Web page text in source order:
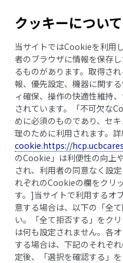
メニュー
みんなの乾癬物語
すごくつ
りました
今はほぼ
趣味やボ
楽しんで
クッキーについて
当サイトではCookieを利用
者のブラウザに情報を保存
るものがあります。取得さ
報、優先設定、機器に関す
ィ確保、操作の快適性維持
されています。「不可欠な
めに必須のものであり、セ
理のために利用されます。
cookie.https://
のCookie」は利便性の向上
され、利用者の同意なく設
れぞれのCookieの欄をクリ
す。]当サイトで利用するオ
意する場合は、以下の「全
い。「全て拒否する」をク
は何も設定されません。各
する場合は、下記のそれぞ
定後、「選択を確認する」